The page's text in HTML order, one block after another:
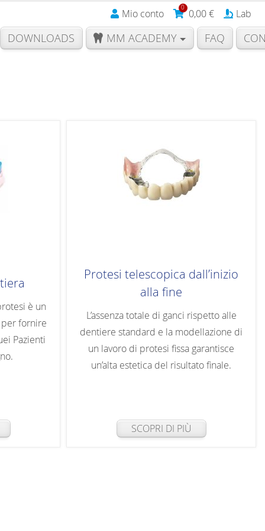
Mio conto 0 0,00€ Lab
DOWNLOADS MM ACADEMY FAQ
è un
fornire
Pazienti
Protesi telescopica dall’inizio
alla fine
L’assenza totale di ganci rispetto alle
dentiere standard e la modellazione di
un lavoro di protesi fissa garantisce
un’alta estetica del risultato finale.
SCOPRI DI PIÙ